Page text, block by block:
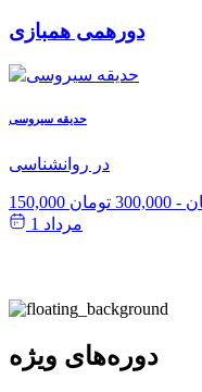
دورهمی همبازی
حدیقه سیروسی
در روانشناسی
- 300,000 تومان
مرداد 1
دوره‌های ویژه